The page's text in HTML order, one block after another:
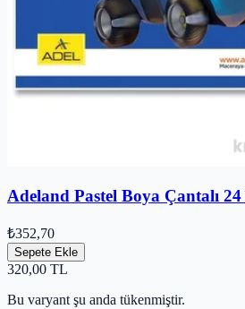
Adeland Pastel Boya Çantalı
₺352,70
Sepete Ekle
320,00 TL
Bu varyant şu anda tükenmiştir.